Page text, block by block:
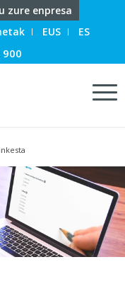
zure enpresa
EUS ES